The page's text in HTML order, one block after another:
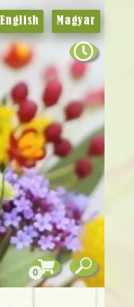
English Magyar
0